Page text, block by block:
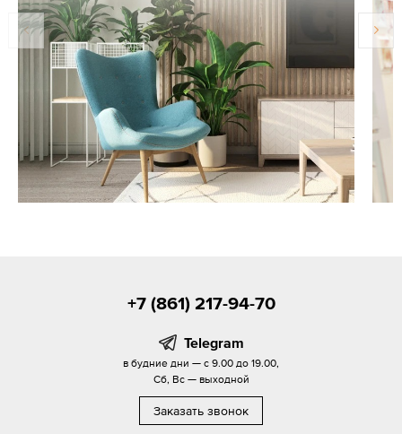
+7 (861) 217-94-70
Telegram
в будние дни — с 9.00 до 19.00,
Сб, Вс — выходной
Заказать звонок